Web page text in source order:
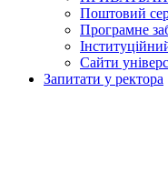
Поштовий
Програмне
Сайти
Запитати у ректора